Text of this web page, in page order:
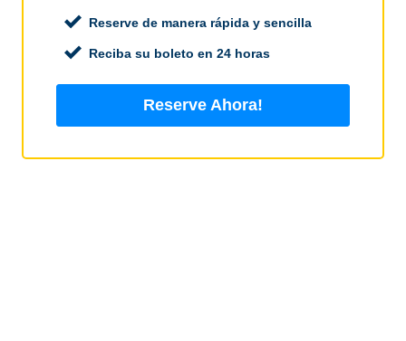
Reserve de manera rápida y sencilla
Reciba su boleto en 24 horas
Reserve Ahora!